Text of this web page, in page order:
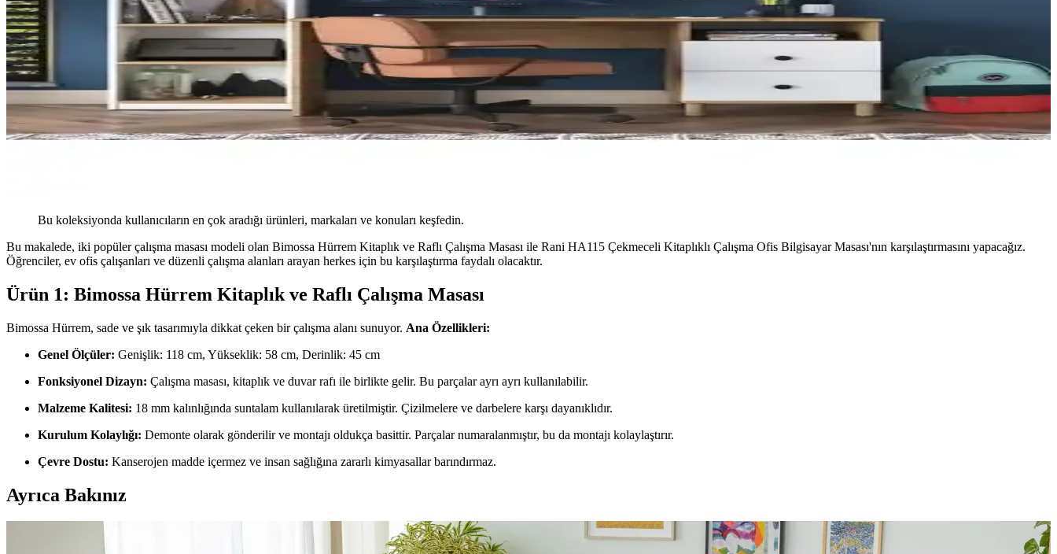
Bu koleksiyonda kullanıcıların en çok aradığı ürünleri, markaları ve konuları keşfedin.
Bu makalede, iki popüler çalışma masası modeli olan Bimossa Hürrem Kitaplık ve Raflı Çalışma Masası ile Rani HA115 Çekmeceli Kitaplıklı Çalışma Ofis Bilgisayar Masası'nın karşılaştırmasını yapacağız.
Öğrenciler, ev ofis çalışanları ve düzenli çalışma alanları arayan herkes için bu karşılaştırma faydalı olacaktır.
Ürün 1: Bimossa Hürrem Kitaplık ve Raflı Çalışma Masası
Bimossa Hürrem, sade ve şık tasarımıyla dikkat çeken bir çalışma alanı sunuyor. Ana Özellikleri:
Genel Ölçüler: Genişlik: 118 cm, Yükseklik: 58 cm, Derinlik: 45 cm
Fonksiyonel Dizayn: Çalışma masası, kitaplık ve duvar rafı ile birlikte gelir. Bu parçalar ayrı ayrı kullanılabilir.
Malzeme Kalitesi: 18 mm kalınlığında suntalam kullanılarak üretilmiştir. Çizilmelere ve darbelere karşı dayanıklıdır.
Kurulum Kolaylığı: Demonte olarak gönderilir ve montajı oldukça basittir. Parçalar numaralanmıştır, bu da montajı kolaylaştırır.
Çevre Dostu: Kanserojen madde içermez ve insan sağlığına zararlı kimyasallar barındırmaz.
Ayrıca Bakınız
Dergi ve Gazete Tutucularının Fonksiyonları ve Alternatif Kullanım Alanları Hakkında Detaylı İnceleme